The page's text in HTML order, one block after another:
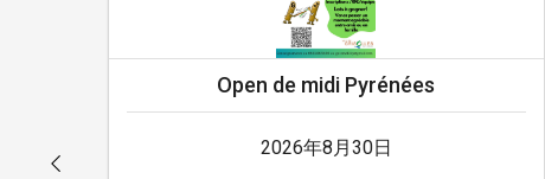
Open de midi Pyrénées
2026年8月30日